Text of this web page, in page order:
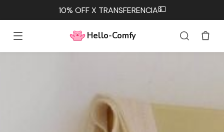
10% OFF X TRANSFERENCIA💵
Hello-Comfy